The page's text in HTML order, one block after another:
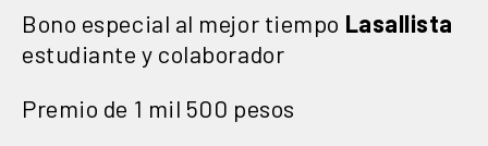
Bono especial al mejor tiempo Lasallista
estudiante y colaborador
Premio de 1 mil 500 pesos